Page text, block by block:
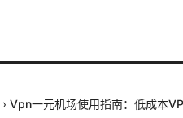
› Vpn一元机场使用指南：低成本